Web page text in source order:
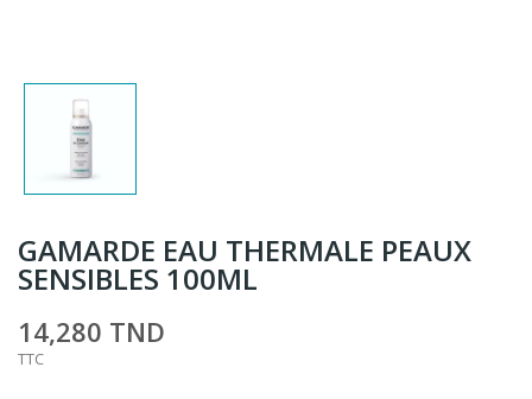
GAMARDE EAU THERMALE PEAUX
SENSIBLES 100ML
14,280 TND
TTC